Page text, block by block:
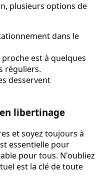
plusieurs options de
dans le
est à quelques
réguliers.
desservent
libertinage
et soyez toujours à
essentielle pour
pour tous. N'oubliez
est la clé de toute